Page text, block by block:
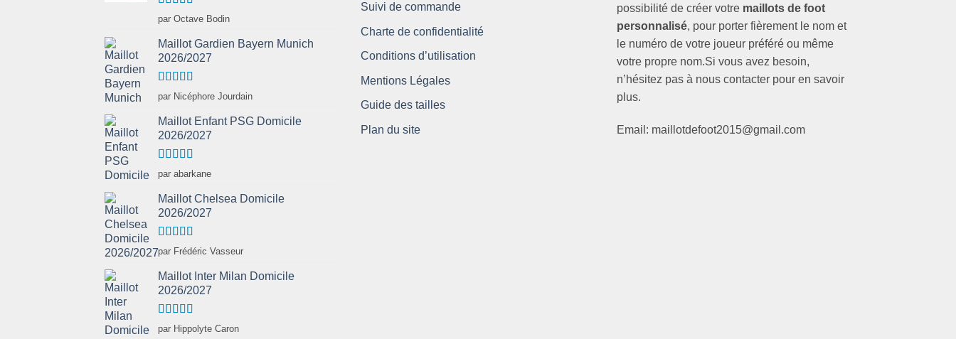
Note5sur 5
par Octave Bodin
Maillot Gardien Bayern Munich
2026/2027
Note4
sur 5
par Nicéphore Jourdain
Maillot Enfant PSG Domicile
2026/2027
Note5sur 5
par abarkane
Maillot Chelsea Domicile
2026/2027
Note5sur 5
par Frédéric Vasseur
Maillot Inter Milan Domicile
2026/2027
Note5sur 5
par Hippolyte Caron
Suivi de commande
Charte de confidentialité
Conditions d’utilisation
Mentions Légales
Guide des tailles
Plan du site
possibilité de créer votre maillots de foot
personnalisé, pour porter fièrement le nom et
le numéro de votre joueur préféré ou même
votre propre nom.Si vous avez besoin,
n’hésitez pas à nous contacter pour en savoir
plus.
Email: maillotdefoot2015@gmail.com